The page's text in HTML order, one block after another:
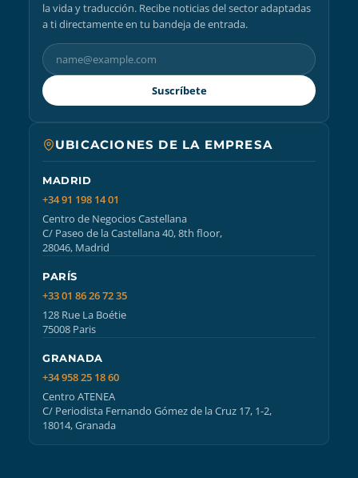
la vida y traducción. Recibe noticias del sector adaptadas
a ti directamente en tu bandeja de entrada.
Suscríbete
UBICACIONES DE LA EMPRESA
MADRID
+34 91 198 14 01
Centro de Negocios Castellana
C/ Paseo de la Castellana 40, 8th floor,
28046, Madrid
PARÍS
+33 01 86 26 72 35
128 Rue La Boétie
75008 Paris
GRANADA
+34 958 25 18 60
Centro ATENEA
C/ Periodista Fernando Gómez de la Cruz 17, 1-2,
18014, Granada